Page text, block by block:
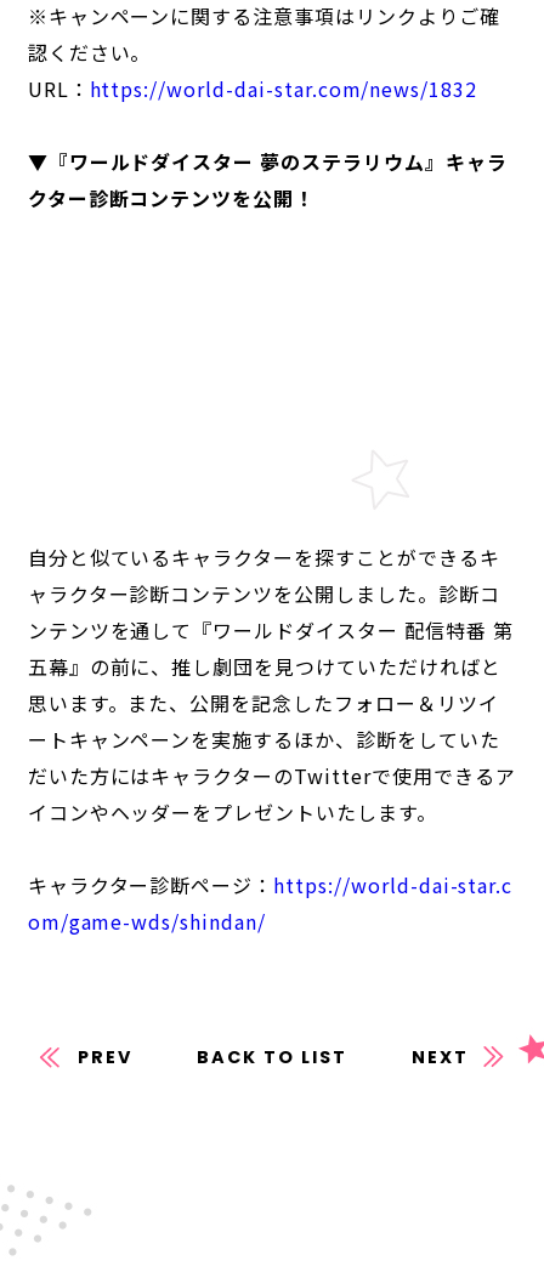
※キャンペーンに関する注意事項はリンクよりご確
認ください。
URL： https://world-dai-star.com/news/1832
▼『ワールドダイスター 夢のステラリウム』キャラ
クター診断コンテンツを公開！
自分と似ているキャラクターを探すことができるキ
ャラクター診断コンテンツを公開しました。診断コ
ンテンツを通して『ワールドダイスター 配信特番 第
五幕』の前に、推し劇団を見つけていただければと
思います。また、公開を記念したフォロー＆リツイ
ートキャンペーンを実施するほか、診断をしていた
だいた方にはキャラクターのTwitterで使用できるア
イコンやヘッダーをプレゼントいたします。
キャラクター診断ページ： https://world-dai-star.c
om/game-wds/shindan/
PREV BACK TO LIST NEXT